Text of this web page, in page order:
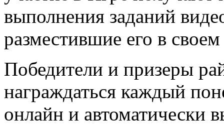
выполнения заданий
разместившие его в
Победители и призеры
награждаться каждый
онлайн и автоматически